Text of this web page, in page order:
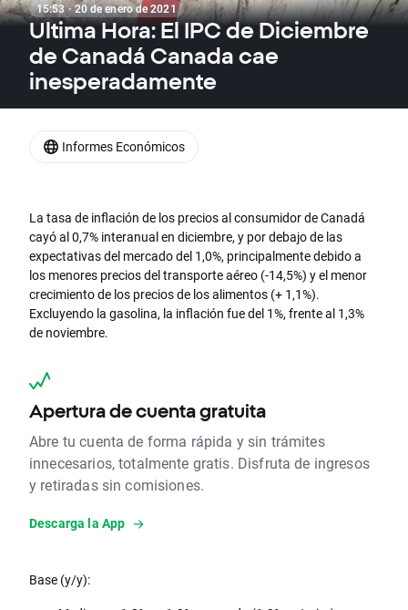
15:53 · 20 de enero de 2021
Ultima Hora: El IPC de Diciembre
de Canadá Canada cae
inesperadamente
La tasa de inflación de los precios al consumidor de Canadá
cayó al 0,7% interanual en diciembre, y por debajo de las
expectativas del mercado del 1,0%, principalmente debido a
los menores precios del transporte aéreo (-14,5%) y el menor
crecimiento de los precios de los alimentos (+ 1,1%).
Excluyendo la gasolina, la inflación fue del 1%, frente al 1,3%
de noviembre.
Apertura de cuenta gratuita
Abre tu cuenta de forma rápida y sin trámites
innecesarios, totalmente gratis. Disfruta de ingresos
y retiradas sin comisiones.
Descarga la App
Base (y/y):
Informes Económicos